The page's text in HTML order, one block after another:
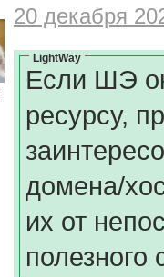
20 декабря
LightWay
Если ШЭ
ресурсу,
домена/
их от
полезного